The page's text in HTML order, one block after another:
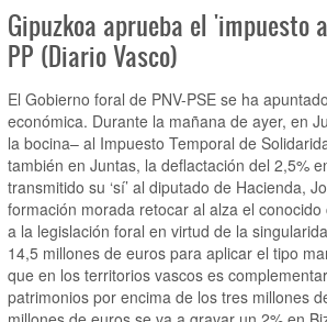
Gipuzkoa aprueba el
PP (Diario Vasco)
El Gobierno foral de PNV-PSE se ha
económica. Durante la mañana de ayer, en
la bocina– al Impuesto Temporal de
también en Juntas, la deflactación del 2,5%
transmitido su ‘sí’ al diputado de Hacienda,
formación morada retocar al alza el
a la legislación foral en virtud de la
14,5 millones de euros para aplicar el tipo
que en los territorios vascos es
patrimonios por encima de los tres millones